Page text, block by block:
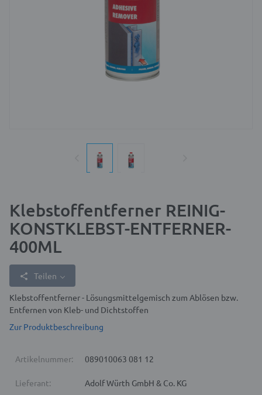
Klebstoffentferner REINIG-
KONSTKLEBST-ENTFERNER-
400ML
Teilen
Klebstoffentferner - Lösungsmittelgemisch zum Ablösen bzw.
Entfernen von Kleb- und Dichtstoffen
Zur Produktbeschreibung
Artikelnummer: 089010063 081 12
Lieferant: Adolf Würth GmbH & Co. KG